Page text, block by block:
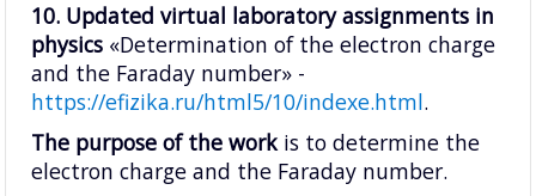
10. Updated virtual laboratory assignments in
physics «Determination of the electron charge
and the Faraday number» -
https://efizika.ru/html5/10/indexe.html.
The purpose of the workis to determine the
electron charge and the Faraday number.